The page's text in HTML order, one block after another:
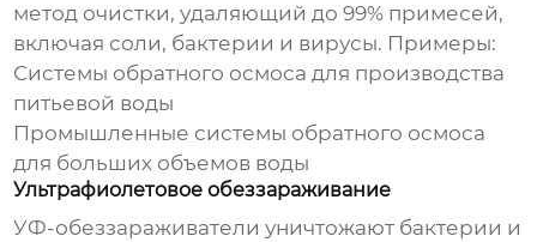
метод очистки, удаляющий до 99% примесей,
включая соли, бактерии и вирусы. Примеры:
Системы обратного осмоса для производства
питьевой воды
Промышленные системы обратного осмоса
для больших объемов воды
Ультрафиолетовое обеззараживание
УФ-обеззараживатели уничтожают бактерии и